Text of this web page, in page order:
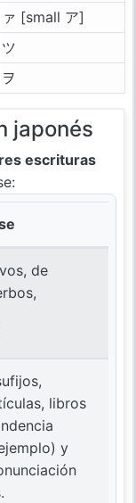
ァ [small ア]
ツ
ヲ
japonés
escrituras
de
libros
y